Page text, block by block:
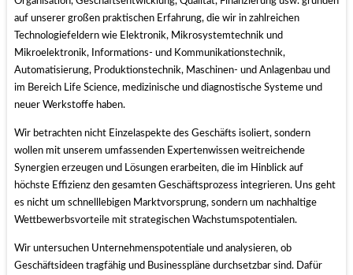
auf unserer großen praktischen Erfahrung, die wir in zahlreichen
Technologiefeldern wie Elektronik, Mikrosystemtechnik und
Mikroelektronik, Informations- und Kommunikationstechnik,
Automatisierung, Produktionstechnik, Maschinen- und Anlagenbau und
im Bereich Life Science, medizinische und diagnostische Systeme und
neuer Werkstoffe haben.
Wir betrachten nicht Einzelaspekte des Geschäfts isoliert, sondern
wollen mit unserem umfassenden Expertenwissen weitreichende
Synergien erzeugen und Lösungen erarbeiten, die im Hinblick auf
höchste Effizienz den gesamten Geschäftsprozess integrieren. Uns geht
es nicht um schnelllebigen Marktvorsprung, sondern um nachhaltige
Wettbewerbsvorteile mit strategischen Wachstumspotentialen.
Wir untersuchen Unternehmenspotentiale und analysieren, ob
Geschäftsideen tragfähig und Businesspläne durchsetzbar sind. Dafür